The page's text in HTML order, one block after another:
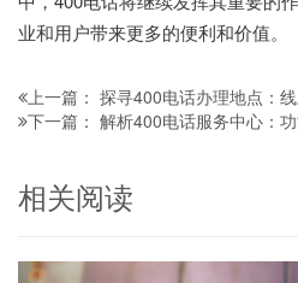
业和用户带来更多的便利和价值。
上一篇： 探寻400电话办理地点：
下一篇： 解析400电话服务中心：功能
相关阅读